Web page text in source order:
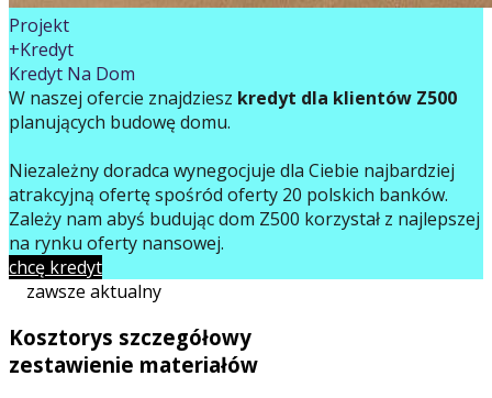
Projekt
+Kredyt
Kredyt Na Dom
W naszej ofercie znajdziesz kredyt dla klientów Z500
planujących budowę domu.
Niezależny doradca wynegocjuje dla Ciebie najbardziej
atrakcyjną ofertę spośród oferty 20 polskich banków.
Zależy nam abyś budując dom Z500 korzystał z najlepszej
na rynku oferty finansowej.
chcę kredyt
zawsze aktualny
Kosztorys szczegółowy
zestawienie materiałów